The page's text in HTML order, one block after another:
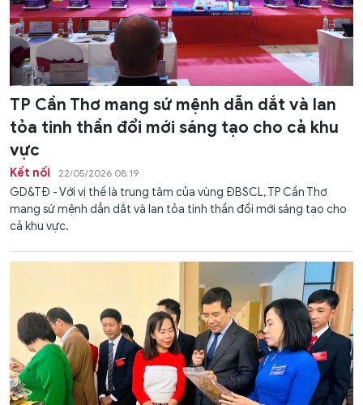
TP Cần Thơ mang sứ mệnh dẫn dắt và lan
tỏa tinh thần đổi mới sáng tạo cho cả khu
vực
Kết nối 22/05/2026 08:19
GD&TĐ - Với vị thế là trung tâm của vùng ĐBSCL, TP Cần Thơ
mang sứ mệnh dẫn dắt và lan tỏa tinh thần đổi mới sáng tạo cho
cả khu vực.